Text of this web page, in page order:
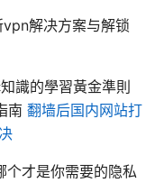
解决方案与解锁
識的學習黃金準則
南 翻墙后国内网站打
才是你需要的隐私